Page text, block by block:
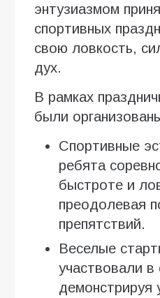
энтузиазмом
спортивных
свою ловкость,
дух.
В рамках
были
Спортивные
ребята
быстроте и
преодолевая
препятствий.
Веселые
участвовали в
демонстрируя